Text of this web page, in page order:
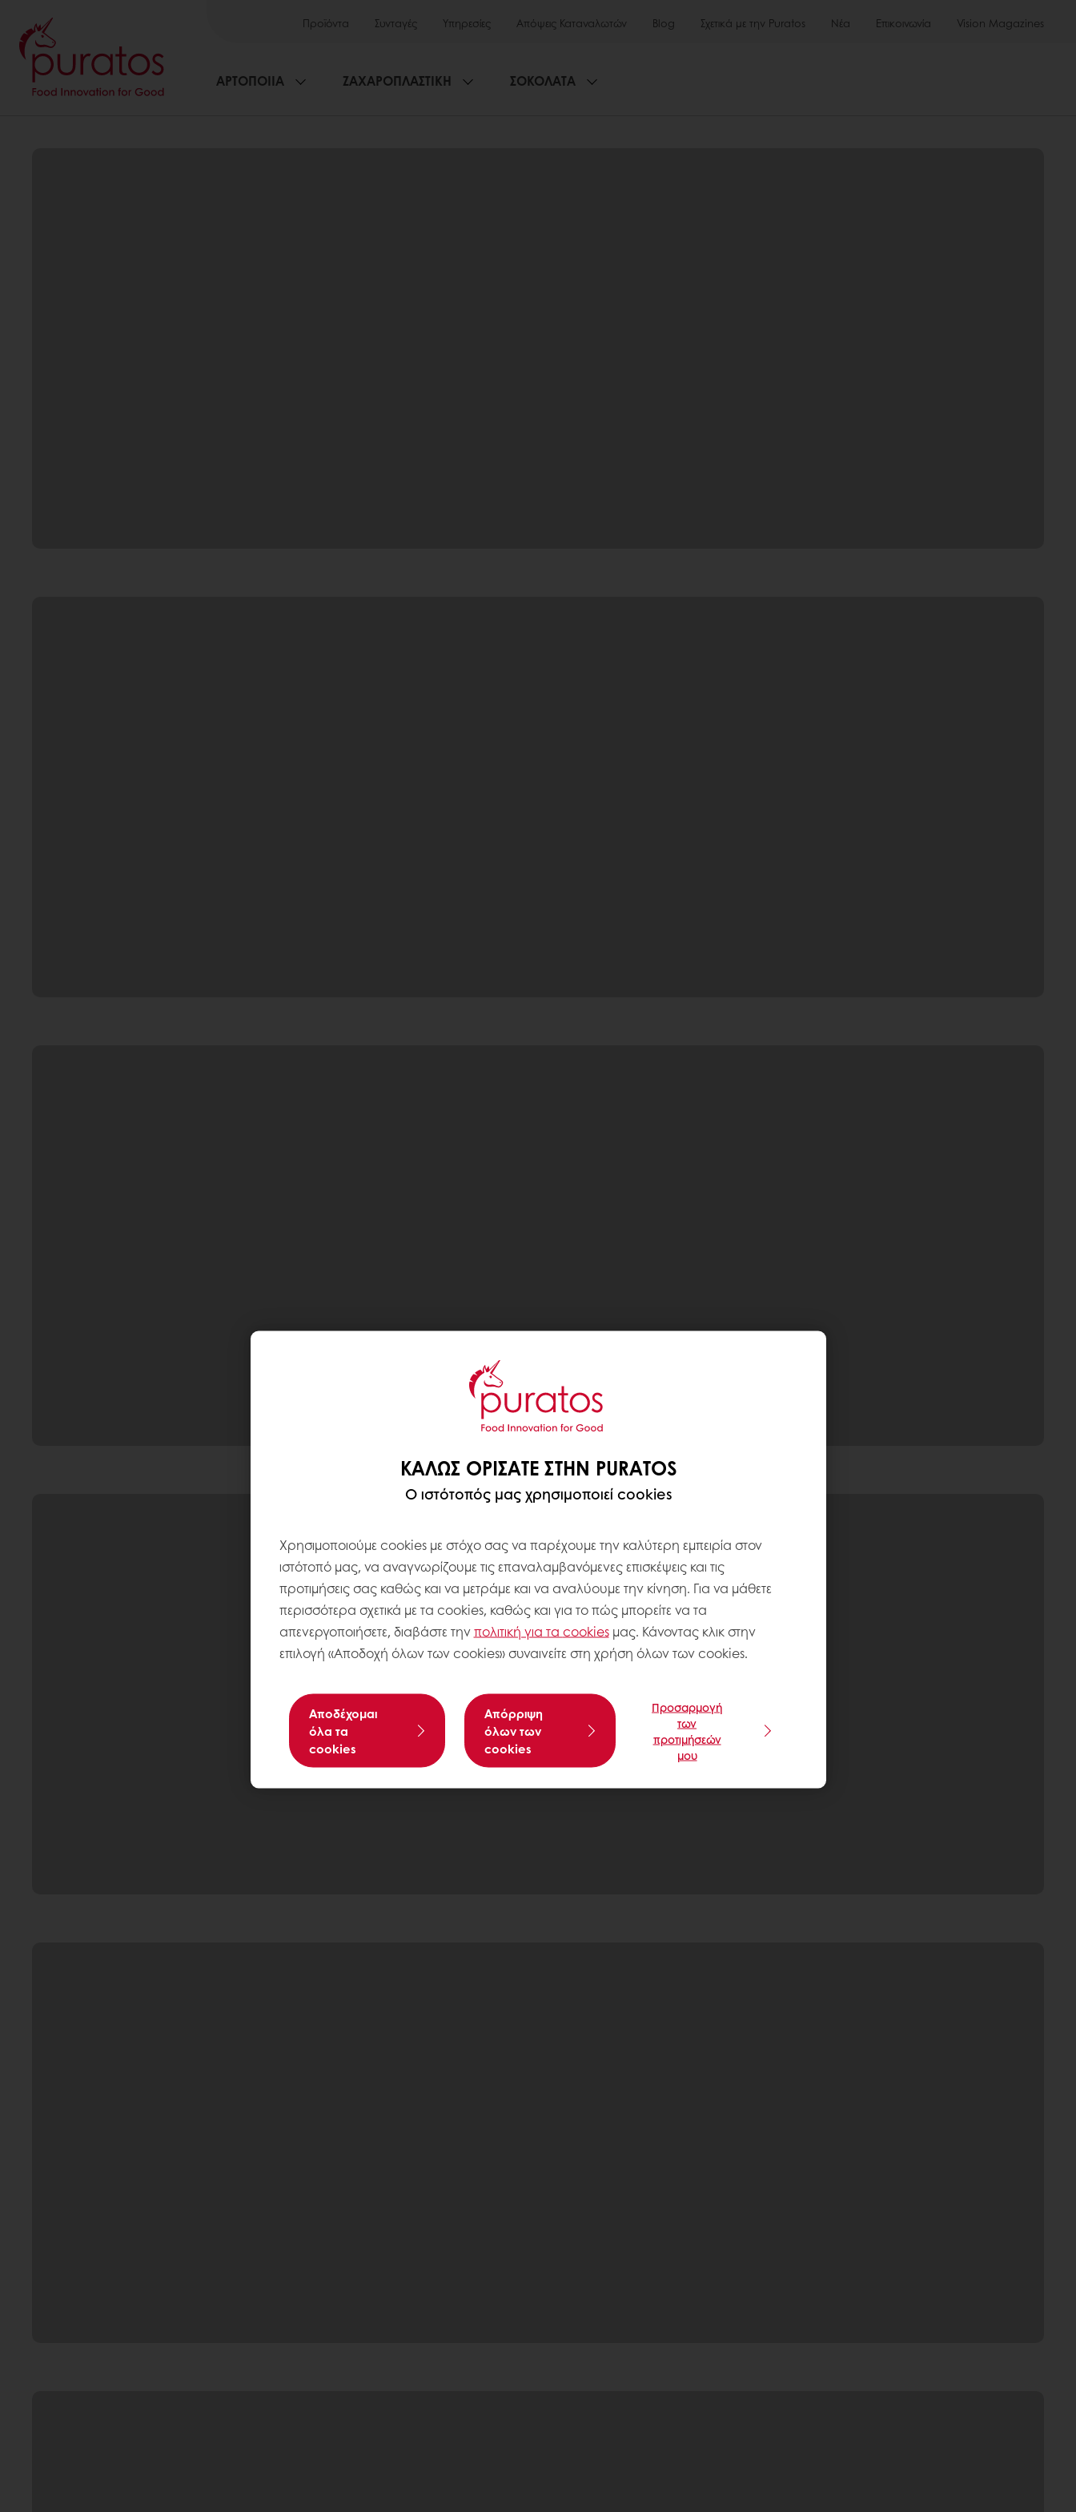
Προϊόντα Συνταγές Υπηρεσίες Απόψεις Καταναλωτών Blog Σχετικά με την Puratos Νέα Επικοινωνία Vision Magazines
ΑΡΤΟΠΟΙΙΑ ΖΑΧΑΡΟΠΛΑΣΤΙΚΗ ΣΟΚΟΛΑΤΑ
ΚΑΛΏΣ ΟΡΊΣΑΤΕ ΣΤΗΝ PURATOS
Ο ιστότοπός μας χρησιμοποιεί cookies
Χρησιμοποιούμε cookies με στόχο σας να παρέχουμε την καλύτερη εμπειρία στον
ιστότοπό μας, να αναγνωρίζουμε τις επαναλαμβανόμενες επισκέψεις και τις
προτιμήσεις σας καθώς και να μετράμε και να αναλύουμε την κίνηση. Για να μάθετε
περισσότερα σχετικά με τα cookies, καθώς και για το πώς μπορείτε να τα
απενεργοποιήσετε, διαβάστε τηνπολιτική για τα cookiesμας. Κάνοντας κλικ στην
επιλογή «Αποδοχή όλων των cookies» συναινείτε στη χρήση όλων των cookies.
Αποδέχομαι
όλα τα
cookies
Aπόρριψη
όλων των
cookies
Προσαρμογή
των
προτιμήσεών
μου